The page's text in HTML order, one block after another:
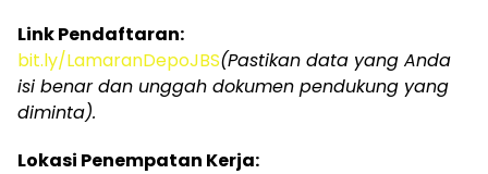
Link Pendaftaran:
bit.ly/LamaranDepoJBS(Pastikan data yang Anda
isi benar dan unggah dokumen pendukung yang
diminta).
Lokasi Penempatan Kerja: